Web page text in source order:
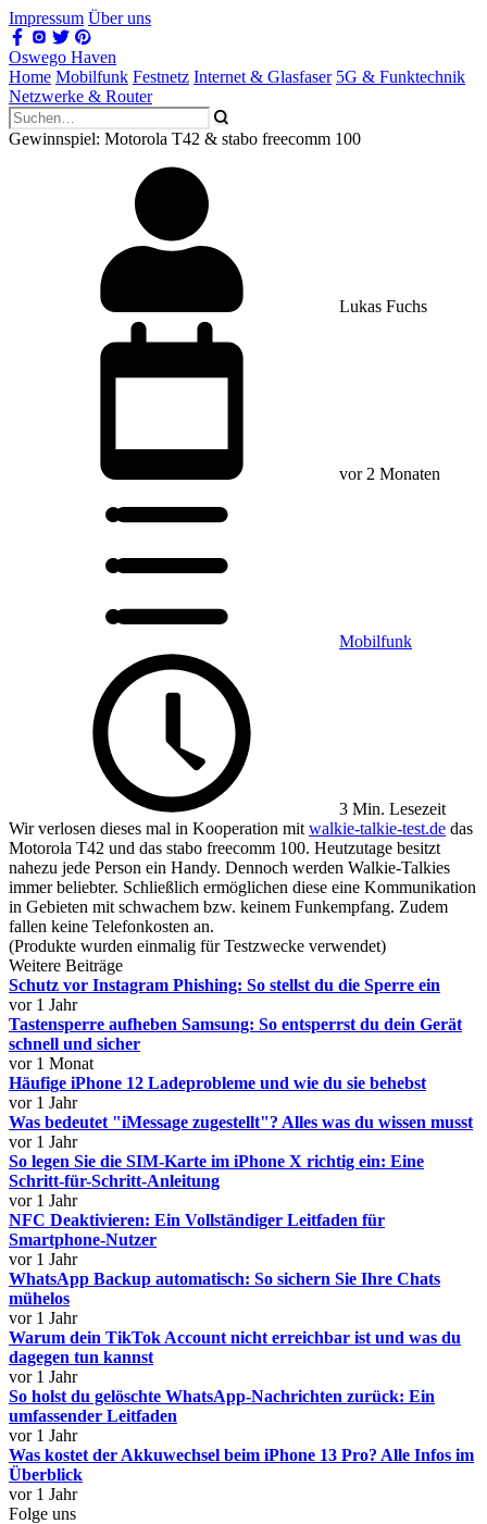
Impressum Über uns
Oswego Haven
Home Mobilfunk Festnetz Internet & Glasfaser 5G & Funktechnik
Netzwerke & Router
Gewinnspiel: Motorola T42 & stabo freecomm 100
Lukas Fuchs
vor 2 Monaten
Mobilfunk
3 Min. Lesezeit
Wir verlosen dieses mal in Kooperation mit walkie-talkie-test.de das
Motorola T42 und das stabo freecomm 100. Heutzutage besitzt
nahezu jede Person ein Handy. Dennoch werden Walkie-Talkies
immer beliebter. Schließlich ermöglichen diese eine Kommunikation
in Gebieten mit schwachem bzw. keinem Funkempfang. Zudem
fallen keine Telefonkosten an.
(Produkte wurden einmalig für Testzwecke verwendet)
Weitere Beiträge
Schutz vor Instagram Phishing: So stellst du die Sperre ein
vor 1 Jahr
Tastensperre aufheben Samsung: So entsperrst du dein Gerät
schnell und sicher
vor 1 Monat
Häufige iPhone 12 Ladeprobleme und wie du sie behebst
vor 1 Jahr
Was bedeutet "iMessage zugestellt"? Alles was du wissen musst
vor 1 Jahr
So legen Sie die SIM-Karte im iPhone X richtig ein: Eine
Schritt-für-Schritt-Anleitung
vor 1 Jahr
NFC Deaktivieren: Ein Vollständiger Leitfaden für
Smartphone-Nutzer
vor 1 Jahr
WhatsApp Backup automatisch: So sichern Sie Ihre Chats
mühelos
vor 1 Jahr
Warum dein TikTok Account nicht erreichbar ist und was du
dagegen tun kannst
vor 1 Jahr
So holst du gelöschte WhatsApp-Nachrichten zurück: Ein
umfassender Leitfaden
vor 1 Jahr
Was kostet der Akkuwechsel beim iPhone 13 Pro? Alle Infos im
Überblick
vor 1 Jahr
Folge uns